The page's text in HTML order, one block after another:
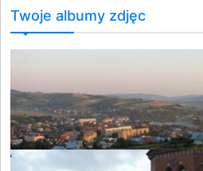
Twoje albumy zdjęc